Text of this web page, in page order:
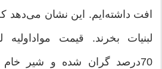
افت داشته‌ایم. این نشان می‌دهد